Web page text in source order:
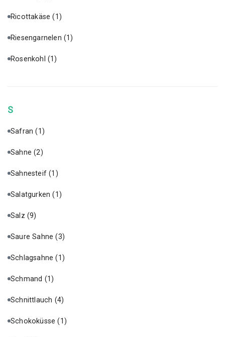
Ricottakäse(1)
Riesengarnelen (1)
Rosenkohl (1)
S
Safran(1)
Sahne(2)
Sahnesteif(1)
Salatgurken(1)
Salz (9)
Saure Sahne(3)
Schlagsahne(1)
Schmand (1)
Schnittlauch (4)
Schokoküsse(1)